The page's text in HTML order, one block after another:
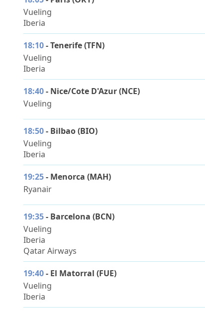
Vueling
Iberia
18:10- Tenerife (TFN)
Vueling
Iberia
18:40- Nice/Cote D'Azur (NCE)
Vueling
18:50- Bilbao (BIO)
Vueling
Iberia
19:25- Menorca (MAH)
Ryanair
19:35- Barcelona (BCN)
Vueling
Iberia
Qatar Airways
19:40- El Matorral (FUE)
Vueling
Iberia